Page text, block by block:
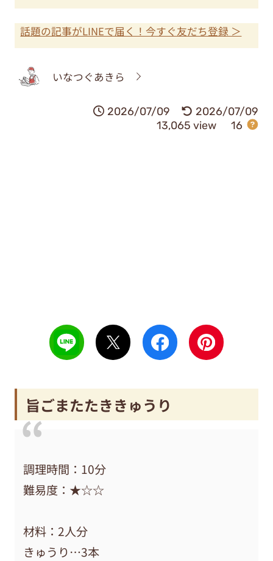
話題の記事がLINEで届く！今すぐ友だち登録 ＞
いなつぐあきら
2026/07/09
2026/07/09
13,065 view
16
旨ごまたたききゅうり
調理時間：10分
難易度：★☆☆
材料：2人分
きゅうり…3本